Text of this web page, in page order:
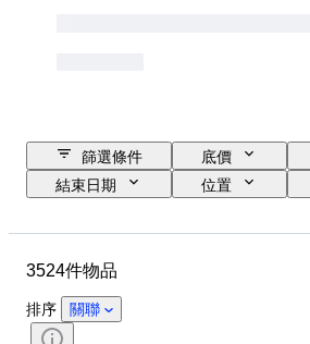
篩選條件 底價
結束日期
位置
狀態
包括配件
物品尺碼
3524件物品
排序 關聯